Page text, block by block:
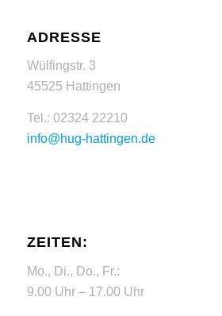
ADRESSE
Wülfingstr. 3
45525 Hattingen
Tel.: 02324 22210
info@hug-hattingen.de
ZEITEN:
Mo., Di., Do., Fr.:
9.00 Uhr – 17.00 Uhr